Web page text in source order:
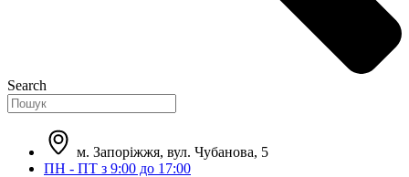
Search
м. Запоріжжя, вул. Чубанова, 5
ПН - ПТ з 9:00 до 17:00